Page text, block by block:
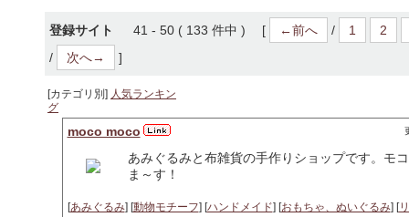
登録サイト 41 - 50 ( 133 件中 ) [ ←前へ / 1
2
/
次へ→ ]
[カテゴリ別] 人気ランキン
グ
moco moco
あみぐるみと布雑貨の手作りショップです。モ
ま～す！
[あみぐるみ] [動物モチーフ] [ハンドメイド] [おもちゃ、ぬいぐるみ] [